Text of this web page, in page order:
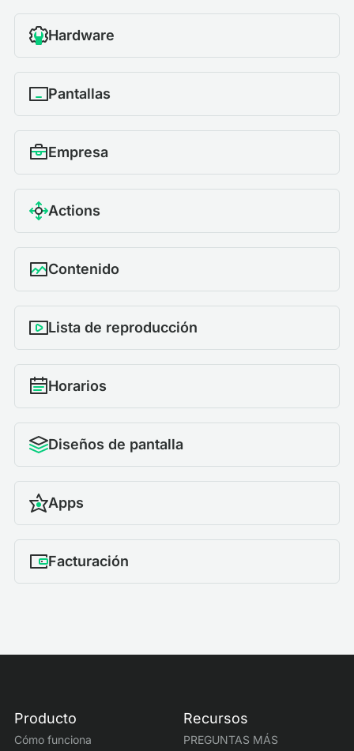
Hardware
Pantallas
Empresa
Actions
Contenido
Lista de reproducción
Horarios
Diseños de pantalla
Apps
Facturación
Producto
Cómo funciona
Recursos
PREGUNTAS MÁS